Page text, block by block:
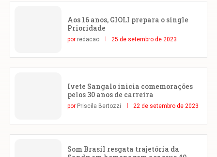
Aos 16 anos, GIOLI prepara o single
Prioridade
por redacao 25 de setembro de 2023
Ivete Sangalo inicia comemorações
pelos 30 anos de carreira
por Priscila Bertozzi 22 de setembro de 2023
Som Brasil resgata trajetória da